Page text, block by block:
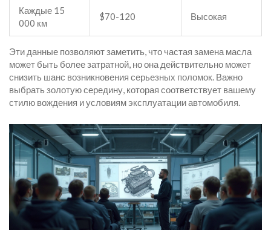
Каждые 15
000 км
$70-120 Высокая
Эти данные позволяют заметить, что частая замена масла
может быть более затратной, но она действительно может
снизить шанс возникновения серьезных поломок. Важно
выбрать золотую середину, которая соответствует вашему
стилю вождения и условиям эксплуатации автомобиля.